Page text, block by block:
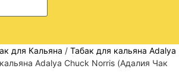
для Кальяна / Табак для кальяна Adalya
Adalya Chuck Norris (Адалия Чак